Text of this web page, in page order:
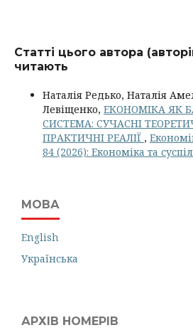
Статті цього автора
читають
Наталія Редько, Наталія
Левіщенко, ЕКОНОМІКА ЯК
СИСТЕМА: СУЧАСНІ
ПРАКТИЧНІ РЕАЛІЇ ,
84 (2026): Економіка та
МОВА
English
Українська
АРХІВ НОМЕРІВ